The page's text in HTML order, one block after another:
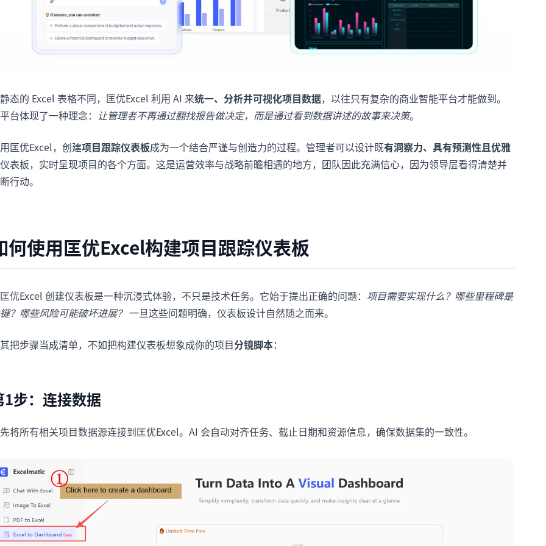
态的 Excel 表格不同，匡优Excel 利用 AI 来统一、分析并可视化项目数据，以往只有复杂的商业智能平台才能做到。
台体现了一种理念： 让管理者不再通过翻找报告做决定，而是通过看到数据讲述的故事来决策。
匡优Excel，创建项目跟踪仪表板成为一个结合严谨与创造力的过程。管理者可以设计既有洞察力、具有预测性且优雅
表板，实时呈现项目的各个方面。这是运营效率与战略前瞻相遇的地方，团队因此充满信心，因为领导层看得清楚并
行动。
何使用匡优Excel构建项目跟踪仪表板
优Excel 创建仪表板是一种沉浸式体验，不只是技术任务。它始于提出正确的问题： 项目需要实现什么？哪些里程碑是
？哪些风险可能破坏进展？ 一旦这些问题明确，仪表板设计自然随之而来。
把步骤当成清单，不如把构建仪表板想象成你的项目分镜脚本：
1步：连接数据
将所有相关项目数据源连接到匡优Excel。AI 会自动对齐任务、截止日期和资源信息，确保数据集的一致性。